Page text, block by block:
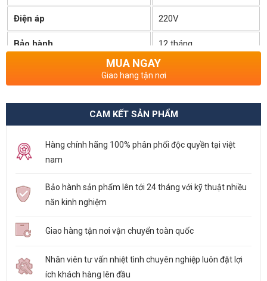
Điện áp 220V
Bảo hành 12 tháng
MUA NGAY
Giao hang tận nơi
CAM KẾT SẢN PHẨM
Hàng chính hãng 100% phân phối độc quyền tại việt
nam
Bảo hành sản phẩm lên tới 24 tháng với kỹ thuật nhiều
năn kinh nghiệm
Giao hàng tận nơi vận chuyển toàn quốc
Nhân viên tư vấn nhiệt tình chuyên nghiệp luôn đặt lợi
ích khách hàng lên đầu